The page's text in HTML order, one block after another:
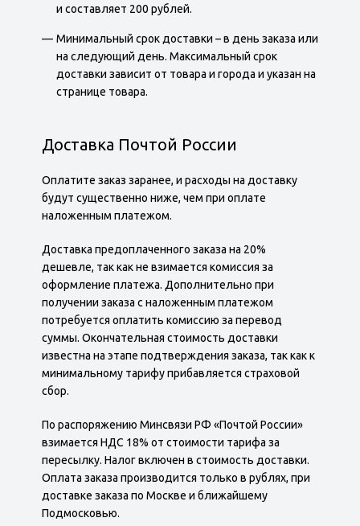
и составляет 200 рублей.
Минимальный срок доставки – в день заказа или
на следующий день. Максимальный срок
доставки зависит от товара и города и указан на
странице товара.
Доставка Почтой России
Оплатите заказ заранее, и расходы на доставку
будут существенно ниже, чем при оплате
наложенным платежом.
Доставка предоплаченного заказа на 20%
дешевле, так как не взимается комиссия за
оформление платежа. Дополнительно при
получении заказа с наложенным платежом
потребуется оплатить комиссию за перевод
суммы. Окончательная стоимость доставки
известна на этапе подтверждения заказа, так как к
минимальному тарифу прибавляется страховой
сбор.
По распоряжению Минсвязи РФ «Почтой России»
взимается НДС 18% от стоимости тарифа за
пересылку. Налог включен в стоимость доставки.
Оплата заказа производится только в рублях, при
доставке заказа по Москве и ближайшему
Подмосковью.